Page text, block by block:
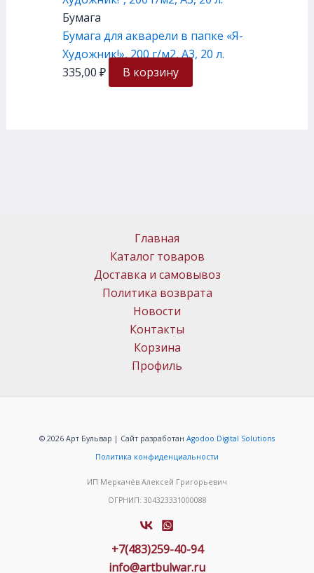
Бумага
Бумага для акварели в папке «Я-
Художник!», 200 г/м2, А3, 20 л.
335,00 ₽ В корзину
Главная
Каталог товаров
Доставка и самовывоз
Политика возврата
Новости
Контакты
Корзина
Профиль
© 2026 Арт Бульвар | Сайт разработан Agodoo Digital Solutions
Политика конфиденциальности
ИП Меркачёв Алексей Григорьевич
ОГРНИП: 304323331000088
+7(483)259-40-94
info@artbulwar.ru